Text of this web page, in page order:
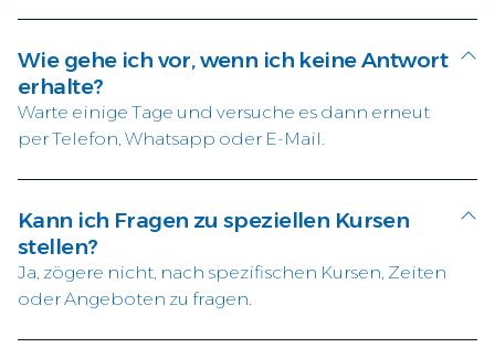
Wie gehe ich vor, wenn ich keine Antwort
erhalte?
Warte einige Tage und versuche es dann erneut
per Telefon, Whatsapp oder E-Mail.
Kann ich Fragen zu speziellen Kursen
stellen?
Ja, zögere nicht, nach spezifischen Kursen, Zeiten
oder Angeboten zu fragen.